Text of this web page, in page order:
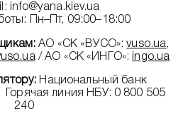
info@yana.kiev.ua
Пн–Пт, 09:00–18:00
АО «СК «ВУСО»:vuso.ua,
/ АО «СК «ИНГО»: ingo.ua
Национальный банк
линия НБУ: 0 800 505
240